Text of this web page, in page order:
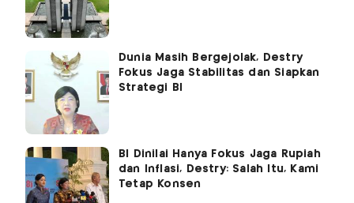
Dunia Masih Bergejolak, Destry
Fokus Jaga Stabilitas dan Siapkan
Strategi BI
BI Dinilai Hanya Fokus Jaga Rupiah
dan Inflasi, Destry: Salah Itu, Kami
Tetap Konsen